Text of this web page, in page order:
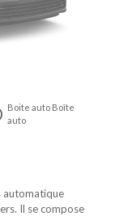
Boite auto Boîte
auto
automatique
Il se compose